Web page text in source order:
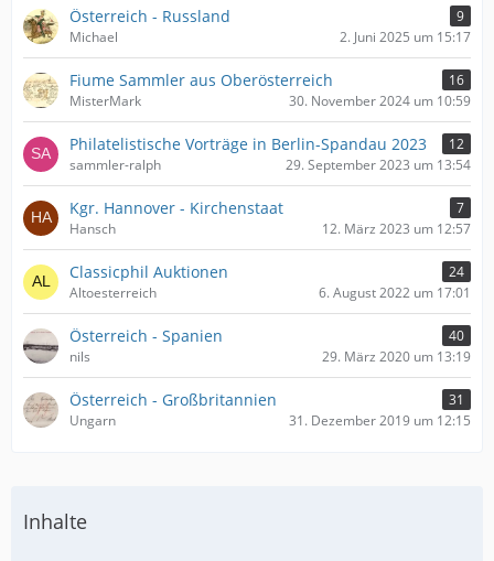
Österreich - Russland
9
Michael
2. Juni 2025 um 15:17
Fiume Sammler aus Oberösterreich
16
MisterMark
30. November 2024 um 10:59
Philatelistische Vorträge in Berlin-Spandau 2023
12
sammler-ralph
29. September 2023 um 13:54
Kgr. Hannover - Kirchenstaat
7
Hansch
12. März 2023 um 12:57
Classicphil Auktionen
24
Altoesterreich
6. August 2022 um 17:01
Österreich - Spanien
40
nils
29. März 2020 um 13:19
Österreich - Großbritannien
31
Ungarn
31. Dezember 2019 um 12:15
Inhalte